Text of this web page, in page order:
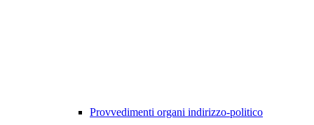
Provvedimenti organi indirizzo-politico